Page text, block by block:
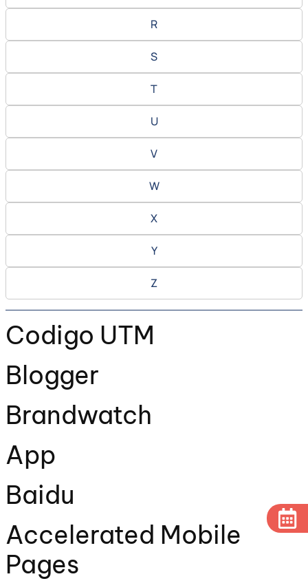
R
S
T
U
V
W
X
Y
Z
Codigo UTM
Blogger
Brandwatch
App
Baidu
Accelerated Mobile
Pages